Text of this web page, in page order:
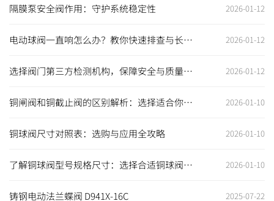
隔膜泵安全阀作用：守护系统稳定性 2026-01-12
电动球阀一直响怎么办？教你快速排查与长期
2026-01-12
选择阀门第三方检测机构，保障安全与质量的
2026-01-12
铜闸阀和铜截止阀的区别解析：选择适合你的
2026-01-10
铜球阀尺寸对照表：选购与应用全攻略 2026-01-10
了解铜球阀型号规格尺寸：选择合适铜球阀，
2026-01-10
铸钢电动法兰蝶阀 D941X-16C 2025-07-22